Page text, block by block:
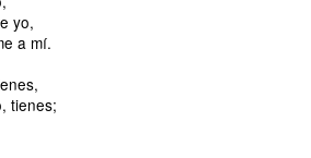
yo,
a mí.
tienes;